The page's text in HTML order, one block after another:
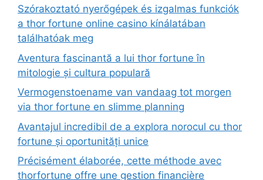
Szórakoztató nyerőgépek és izgalmas funkciók
a thor fortune online casino kínálatában
találhatóak meg
Aventura fascinantă a lui thor fortune în
mitologie și cultura populară
Vermogenstoename van vandaag tot morgen
via thor fortune en slimme planning
Avantajul incredibil de a explora norocul cu thor
fortune și oportunități unice
Précisément élaborée, cette méthode avec
thorfortune offre une gestion financière